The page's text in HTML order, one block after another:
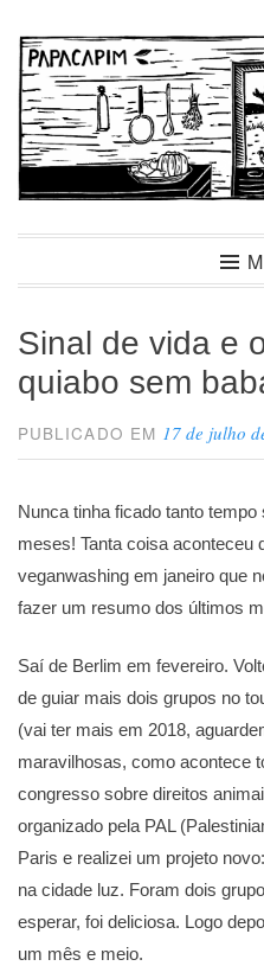
para
conteúdo
Papacapim
Sinal de vida e
quiabo sem
PUBLICADO EM 17 de julho
Nunca tinha ficado tanto
meses! Tanta coisa aconteceu
veganwashing em janeiro que
fazer um resumo dos últimos
Saí de Berlim em fevereiro.
de guiar mais dois grupos no
(vai ter mais em 2018,
maravilhosas, como acontece
congresso sobre direitos
organizado pela PAL
Paris e realizei um projeto
na cidade luz. Foram dois
esperar, foi deliciosa. Logo
um mês e meio.